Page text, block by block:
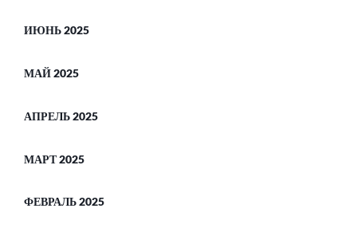
ИЮНЬ 2025
МАЙ 2025
АПРЕЛЬ 2025
МАРТ 2025
ФЕВРАЛЬ 2025